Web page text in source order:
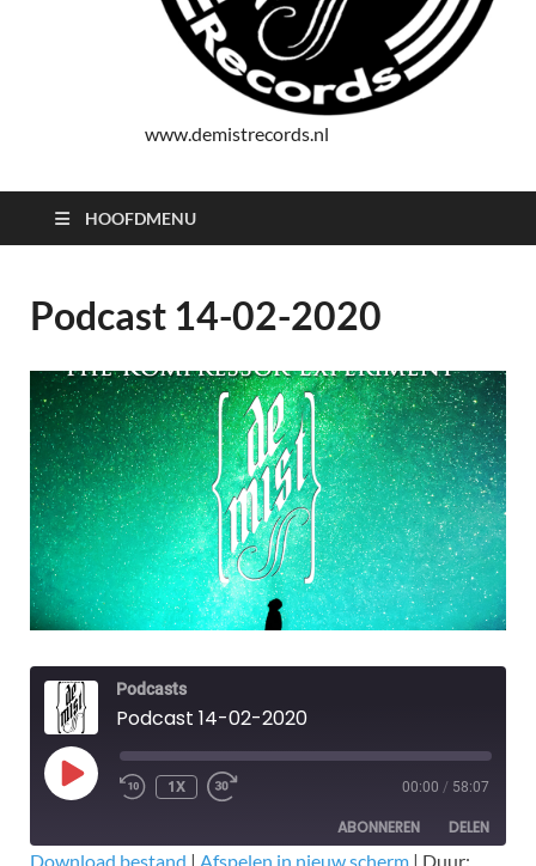
www.demistrecords.nl
HOOFDMENU
Podcast 14-02-2020
Podcasts
Podcast 14-02-2020
1X 00:00 / 58:07
ABONNEREN DELEN
Download bestand | Afspelen in nieuw scherm | Duur: